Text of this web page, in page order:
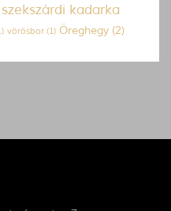
szekszárdi kadarka
vörösbor (1) Öreghegy (2)